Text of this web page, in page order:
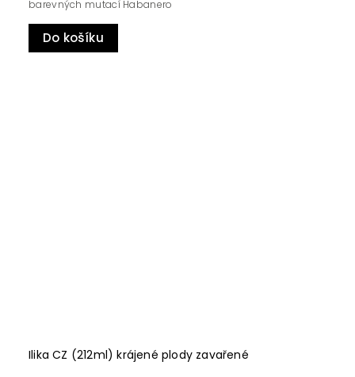
Do košíku
barevných mutací Habanero
Ilika CZ (212ml) krájené plody zavařené